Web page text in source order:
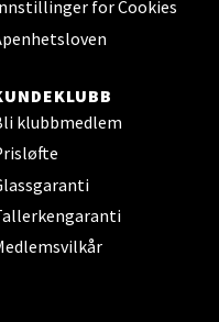
for Cookies
klubbmedlem
Steinkjer